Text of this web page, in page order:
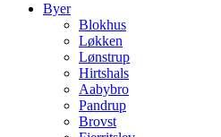
Byer
Blokhus
Løkken
Lønstrup
Hirtshals
Aabybro
Pandrup
Brovst